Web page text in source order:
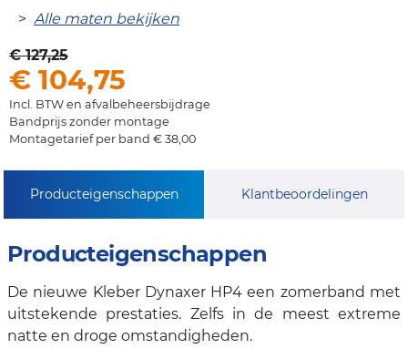
> Alle maten bekijken
€ 127,25
€ 104,75
Incl. BTW en afvalbeheersbijdrage
Bandprijs zonder montage
Montagetarief per band € 38,00
Producteigenschappen Klantbeoordelingen
Producteigenschappen
De nieuwe Kleber Dynaxer HP4 een zomerband met
uitstekende prestaties. Zelfs in de meest extreme
natte en droge omstandigheden.